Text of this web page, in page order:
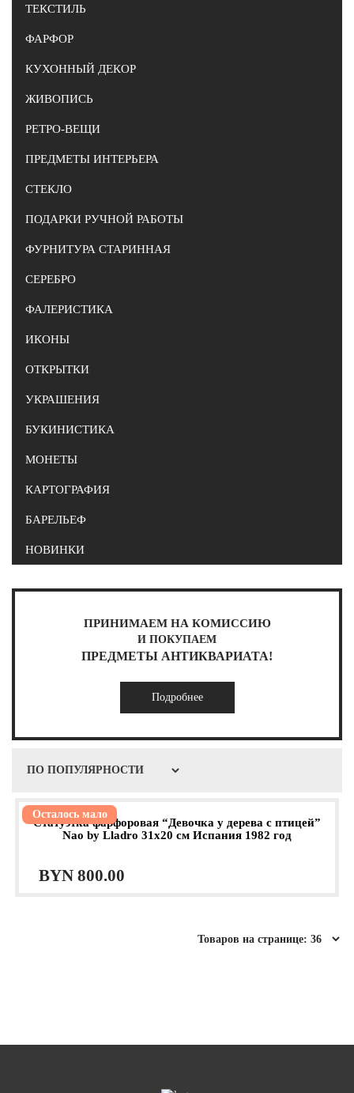
ТЕКСТИЛЬ
ФАРФОР
КУХОННЫЙ ДЕКОР
ЖИВОПИСЬ
РЕТРО-ВЕЩИ
ПРЕДМЕТЫ ИНТЕРЬЕРА
СТЕКЛО
ПОДАРКИ РУЧНОЙ РАБОТЫ
ФУРНИТУРА СТАРИННАЯ
СЕРЕБРО
ФАЛЕРИСТИКА
ИКОНЫ
ОТКРЫТКИ
УКРАШЕНИЯ
БУКИНИСТИКА
МОНЕТЫ
КАРТОГРАФИЯ
БАРЕЛЬЕФ
НОВИНКИ
ПРИНИМАЕМ НА КОМИССИЮ
И ПОКУПАЕМ
ПРЕДМЕТЫ АНТИКВАРИАТА!
Подробнее
Осталось мало
Статуэтка фарфоровая “Девочка у дерева с птицей”
Nao by Lladro 31х20 см Испания 1982 год
BYN 800.00